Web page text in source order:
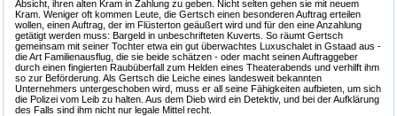
Absicht, ihren alten Kram in Zahlung zu geben. Nicht selten gehen sie mit neuem
Kram. Weniger oft kommen Leute, die Gertsch einen besonderen Auftrag erteilen
wollen, einen Auftrag, der im Flüsterton geäußert wird und für den eine Anzahlung
getätigt werden muss: Bargeld in unbeschrifteten Kuverts. So räumt Gertsch
gemeinsam mit seiner Tochter etwa ein gut überwachtes Luxuschalet in Gstaad aus -
die Art Familienausflug, die sie beide schätzen - oder macht seinen Auftraggeber
durch einen fingierten Raubüberfall zum Helden eines Theaterabends und verhilft ihm
so zur Beförderung. Als Gertsch die Leiche eines landesweit bekannten
Unternehmers untergeschoben wird, muss er all seine Fähigkeiten aufbieten, um sich
die Polizei vom Leib zu halten. Aus dem Dieb wird ein Detektiv, und bei der Aufklärung
des Falls sind ihm nicht nur legale Mittel recht.